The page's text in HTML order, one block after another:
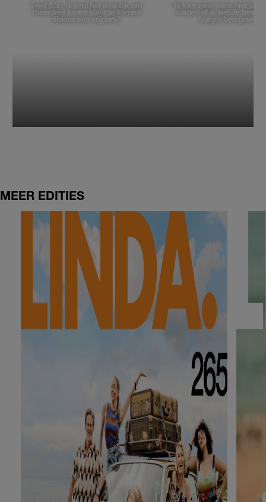
Fred (55): 'Ik vind het moeilijk om
meerdere keren klaar te komen
tijdens een vrijpartij'
'Ik kan weer eens niet
vragen of ik wel de beste,
burger ben
MEER EDITIES